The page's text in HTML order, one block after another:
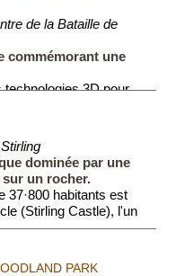
de la Bataille de
commémorant une
technologies 3D pour
monumentale de
Stirling
dominée par une
un rocher.
37·800 habitants est
(Stirling Castle), l'un
PARK